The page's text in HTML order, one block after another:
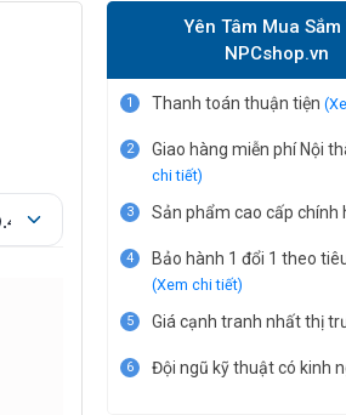
Yên Tâm Mua Sắm
NPCshop.vn
1 Thanh toán thuận tiện
2 Giao hàng miễn phí Nội
chi tiết)
3 Sản phẩm cao cấp chính
4 Bảo hành 1 đổi 1 theo
(Xem chi tiết)
5 Giá cạnh tranh nhất thị
6 Đội ngũ kỹ thuật có kinh